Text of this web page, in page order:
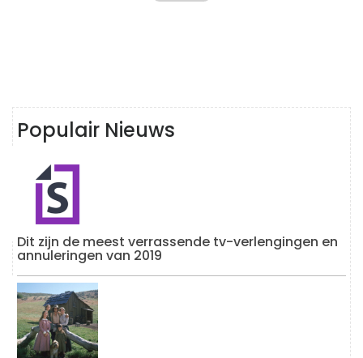
Populair Nieuws
Dit zijn de meest verrassende tv-verlengingen en
annuleringen van 2019